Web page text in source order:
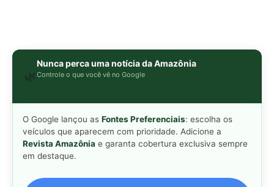
🌿
Nunca perca uma notícia da Amazônia
Controle o que você vê no Google
O Google lançou as Fontes Preferenciais: escolha os
veículos que aparecem com prioridade. Adicione a
Revista Amazônia e garanta cobertura exclusiva sempre
em destaque.